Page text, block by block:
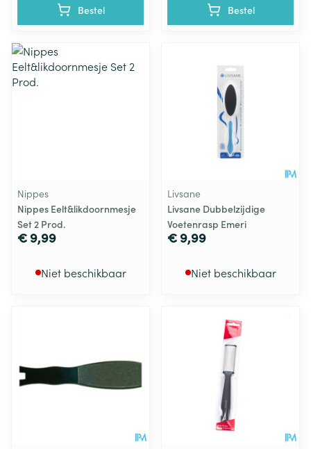
Bestel Bestel
Nippes
Nippes Eelt&likdoornmesje
Set 2 Prod.
€ 9,99
Niet beschikbaar
Livsane
Livsane Dubbelzijdige
Voetenrasp Emeri
€ 9,99
Niet beschikbaar